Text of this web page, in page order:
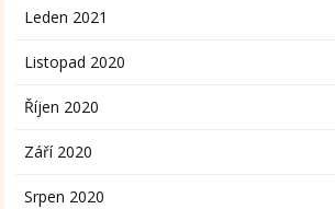
Leden 2021
Listopad 2020
Říjen 2020
Září 2020
Srpen 2020